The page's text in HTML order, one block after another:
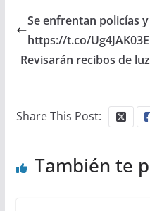
Se enfrentan policías
https://t.co/
Revisarán recibos de
Share This Post:
También te